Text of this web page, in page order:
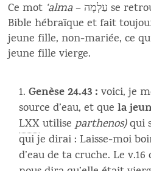
Ce mot ‘alma– עַלְמָה se retrouve huit fois dans la
Bible hébraïque et fait
jeune fille, non-mariée, ce
jeune fille vierge.
Genèse 24.43 : voici, je
source d’eau, et quela
LXXutiliseparthenos)qui
qui je dirai : Laisse-moi
d’eau de ta cruche. Le